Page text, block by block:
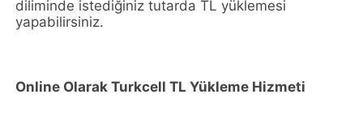
diliminde istediğiniz tutarda TL yüklemesi
yapabilirsiniz.
Online Olarak Turkcell TL Yükleme Hizmeti